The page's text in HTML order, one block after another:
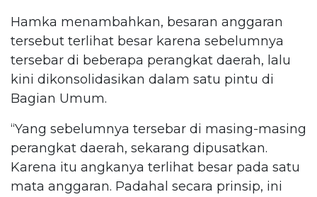
Hamka menambahkan, besaran anggaran
tersebut terlihat besar karena sebelumnya
tersebar di beberapa perangkat daerah, lalu
kini dikonsolidasikan dalam satu pintu di
Bagian Umum.
“Yang sebelumnya tersebar di masing-masing
perangkat daerah, sekarang dipusatkan.
Karena itu angkanya terlihat besar pada satu
mata anggaran. Padahal secara prinsip, ini